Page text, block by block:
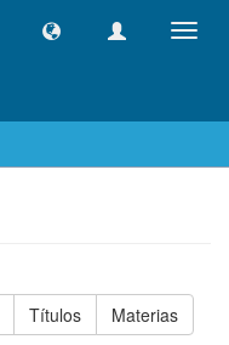
Títulos Materias